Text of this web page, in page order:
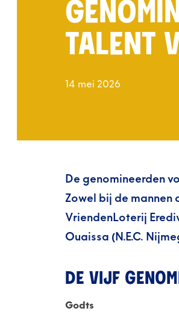
TALENT
14 mei 2026
De genomineerden
Zowel bij de mannen
VriendenLoterij
Ouaissa (N.E.C.
DE VIJF
Godts